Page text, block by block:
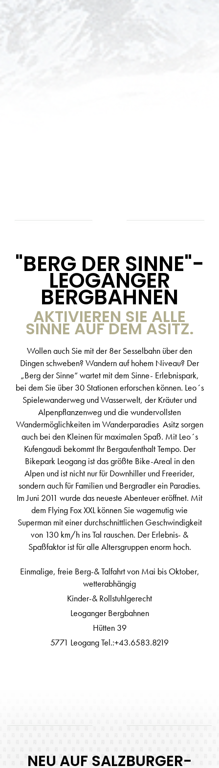
"BERG DER SINNE"-
LEOGANGER
BERGBAHNEN
AKTIVIEREN SIE ALLE
SINNE AUF DEM ASITZ.
Wollen auch Sie mit der 8er Sesselbahn über den
Dingen schweben? Wandern auf hohem Niveau? Der
„Berg der Sinne“ wartet mit dem Sinne- Erlebnispark,
bei dem Sie über 30 Stationen erforschen können. Leo´s
Spielewanderweg und Wasserwelt, der Kräuter und
Alpenpflanzenweg und die wundervollsten
Wandermöglichkeiten im Wanderparadies Asitz sorgen
auch bei den Kleinen für maximalen Spaß. Mit Leo´s
Kufengaudi bekommt Ihr Bergaufenthalt Tempo. Der
Bikepark Leogang ist das größte Bike-Areal in den
Alpen und ist nicht nur für Downhiller und Freerider,
sondern auch für Familien und Bergradler ein Paradies.
Im Juni 2011 wurde das neueste Abenteuer eröffnet. Mit
dem Flying Fox XXL können Sie wagemutig wie
Superman mit einer durchschnittlichen Geschwindigkeit
von 130 km/h ins Tal rauschen. Der Erlebnis- &
Spaßfaktor ist für alle Altersgruppen enorm hoch.
Einmalige, freie Berg-& Talfahrt von Mai bis Oktober,
wetterabhängig
Kinder-& Rollstuhlgerecht
Leoganger Bergbahnen
Hütten 39
5771 Leogang Tel.:+43.6583.8219
NEU AUF SALZBURGER-